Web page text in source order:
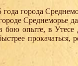
года города
Среднеморье
бою опыте, в
прокачаться,